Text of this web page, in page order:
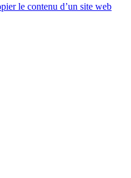
le contenu d’un site web